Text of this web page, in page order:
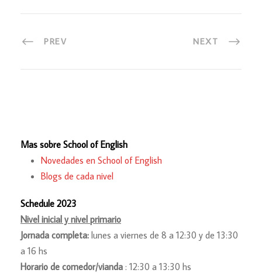
PREV NEXT
Mas sobre School of English
Novedades en School of English
Blogs de cada nivel
Schedule 2023
Nivel inicial y nivel primario
Jornada completa: lunes a viernes de 8 a 12:30 y de 13:30
a 16 hs
Horario de comedor/vianda : 12:30 a 13:30 hs